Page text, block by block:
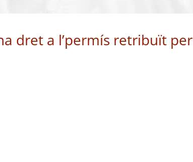
dret a l’permís retribuït per